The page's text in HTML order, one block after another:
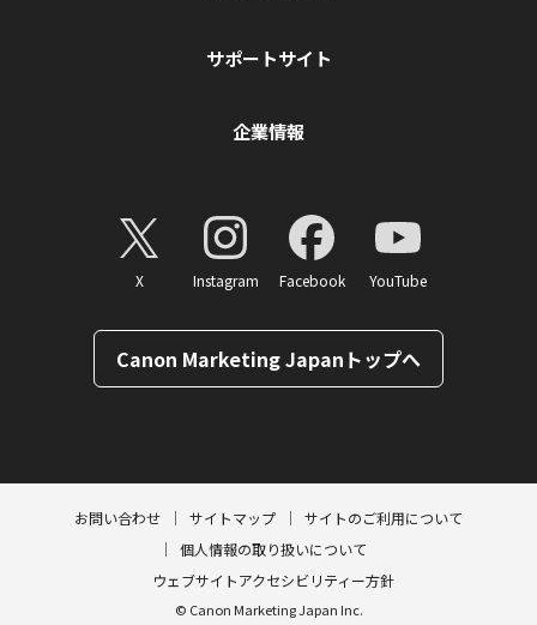
サポートサイト
企業情報
X Instagram Facebook YouTube
Canon Marketing Japanトップへ
お問い合わせ サイトマップ
サイトのご利用について
個人情報の取り扱いについて
ウェブサイトアクセシビリティー方針
© Canon Marketing Japan Inc.